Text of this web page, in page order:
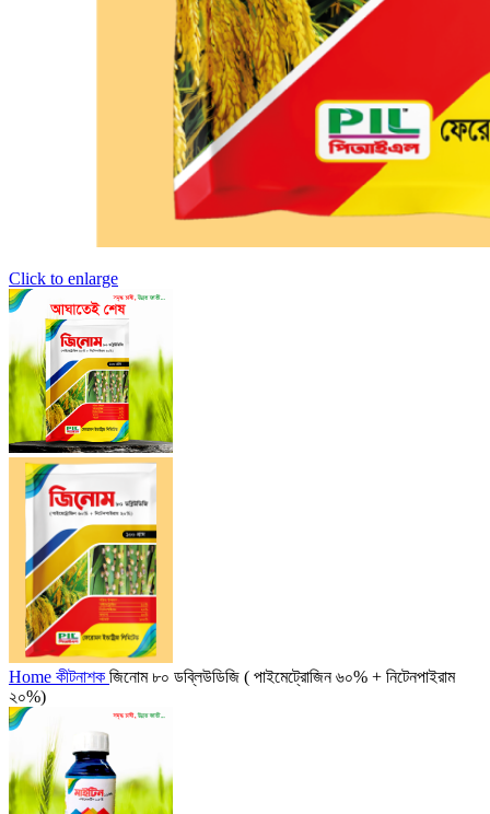
Click to enlarge
Home কীটনাশক জিনোম ৮০ ডব্লিউডিজি ( পাইমেট্রোজিন ৬০% + নিটেনপাইরাম
২০%)